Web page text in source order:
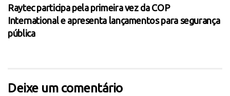
Raytec participa pela primeira vez da COP
International e apresenta lançamentos para segurança
pública
Deixe um comentário